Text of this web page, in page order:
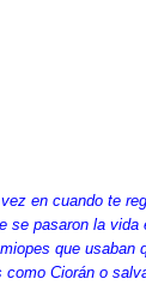
en cuando te
se pasaron la vida
que usaban
Ciorán o